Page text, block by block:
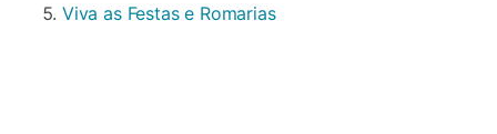
Viva as Festas e Romarias